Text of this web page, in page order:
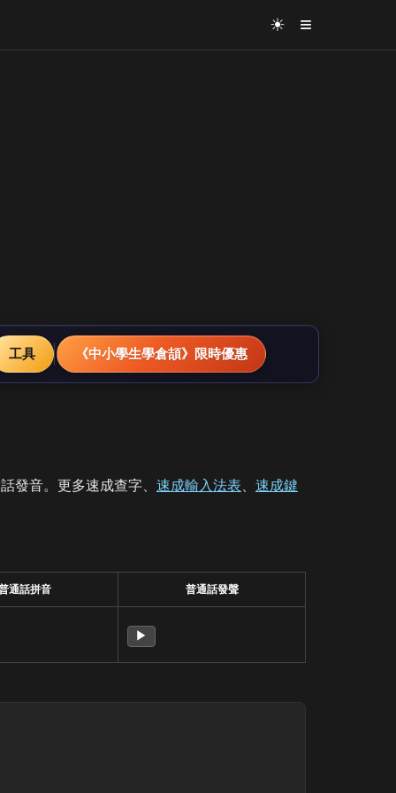
☀ ≡
工具 《中小學生學倉頡》限時優惠
發音。更多速成查字、 速成輸入法表、 速成鍵
通話拼音 普通話發聲
▶